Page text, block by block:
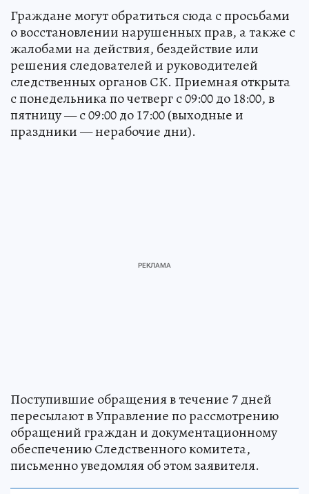
Граждане могут обратиться сюда с просьбами
о восстановлении нарушенных прав, а также с
жалобами на действия, бездействие или
решения следователей и руководителей
следственных органов СК. Приемная открыта
с понедельника по четверг с 09:00 до 18:00, в
пятницу — с 09:00 до 17:00 (выходные и
праздники — нерабочие дни).
Поступившие обращения в течение 7 дней
пересылают в Управление по рассмотрению
обращений граждан и документационному
обеспечению Следственного комитета,
письменно уведомляя об этом заявителя.